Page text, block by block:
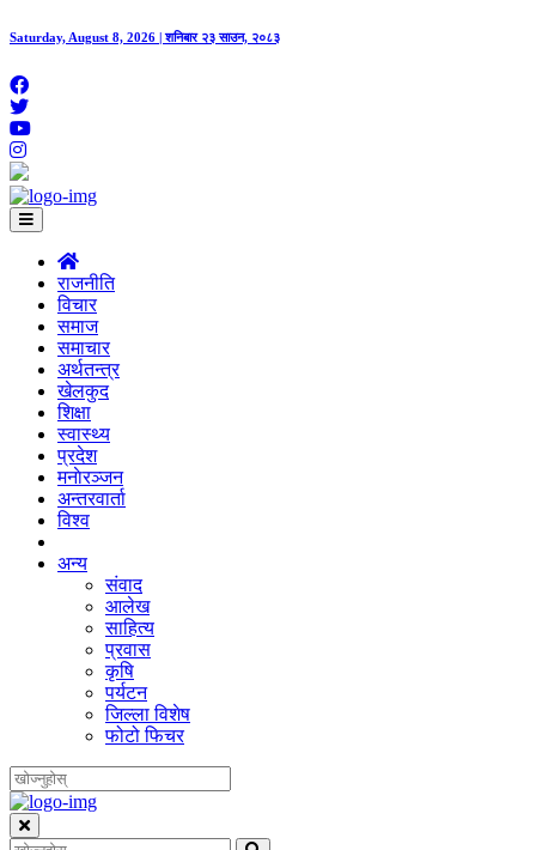
Saturday, August 8, 2026 | शनिबार २३ साउन, २०८३
राजनीति
विचार
समाज
समाचार
अर्थतन्त्र
खेलकुद
शिक्षा
स्वास्थ्य
प्रदेश
मनाेरञ्जन
अन्तरवार्ता
विश्व
अन्य
संवाद
आलेख
साहित्य
प्रवास
कृषि
पर्यटन
जिल्ला विशेष
फोटो फिचर